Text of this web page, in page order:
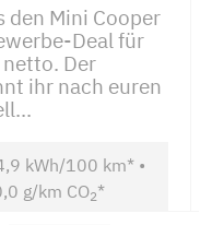
den Mini Cooper
Deal für
Der
ihr nach euren
kWh/100 km* •
g/km CO2*